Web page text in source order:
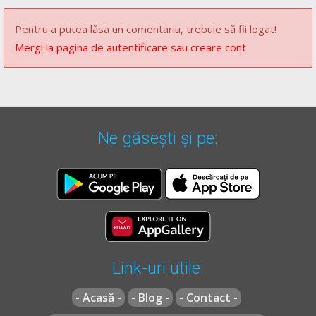
(3)Constituie contravenție și se sancționează cu amenda
prevăzută în clasa a III-a de sancțiuni și cu aplicarea
sancțiunii contravenționale complementare a suspendării
săvârșirea de către conducătorul de autovehicul, tractor
traversarea regulamentară a drumului public prin
locurile special amenajate şi semnalizate, aflaţi pe sensul
de deplasare a autovehiculului, tractorului agricol sau
forestier ori tramvaiului;
Pentru a putea lăsa un comentariu, trebuie să fii logat!
Mergi la pagina de autentificare sau creare cont
Ne găsești și pe:
Link-uri utile:
- Acasă - - Blog -
- Contact -